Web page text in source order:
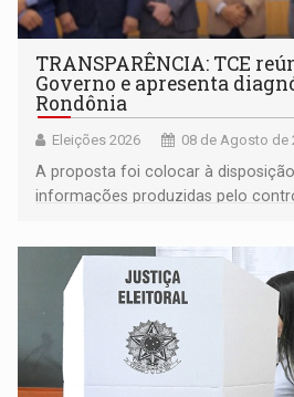
TRANSPARÊNCIA: TCE
Governo e apresenta
Rondônia
Eleições 2026 08 de Agosto de
A proposta foi colocar à
informações produzidas pelo